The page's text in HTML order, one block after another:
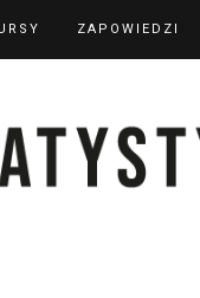
ZAPOWIEDZI